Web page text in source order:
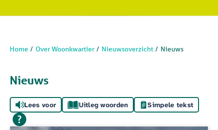
Home Over Woonkwartier Nieuwsoverzicht Nieuws
Nieuws
Lees voor Uitleg woorden Simpele tekst